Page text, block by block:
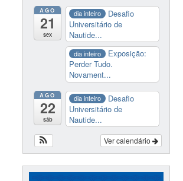
AGO
21
sex
dia inteiro
Desafio
Universitário de
Nautide...
dia inteiro
Exposição:
Perder Tudo.
Novament...
AGO
22
sáb
dia inteiro
Desafio
Universitário de
Nautide...
Ver calendário